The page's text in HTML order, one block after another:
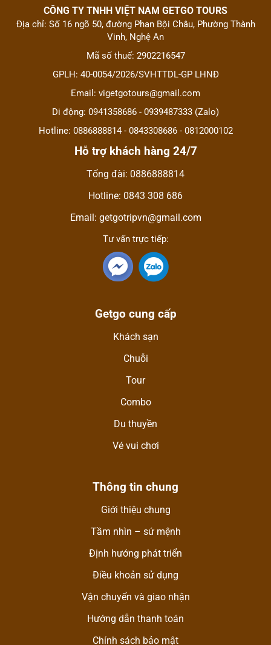
CÔNG TY TNHH VIỆT NAM GETGO TOURS
Địa chỉ: Số 16 ngõ 50, đường Phan Bội Châu, Phường Thành
Vinh, Nghệ An
Mã số thuế: 2902216547
GPLH: 40-0054/2026/SVHTTDL-GP LHNĐ
Email: vigetgotours@gmail.com
Di động: 0941358686 - 0939487333 (Zalo)
Hotline: 0886888814 - 0843308686 - 0812000102
Hỗ trợ khách hàng 24/7
Tổng đài: 0886888814
Hotline: 0843 308 686
Email: getgotripvn@gmail.com
Tư vấn trực tiếp:
Getgo cung cấp
Khách sạn
Chuỗi
Tour
Combo
Du thuyền
Vé vui chơi
Thông tin chung
Giới thiệu chung
Tầm nhìn – sứ mệnh
Định hướng phát triển
Điều khoản sử dụng
Vận chuyển và giao nhận
Hướng dẫn thanh toán
Chính sách bảo mật